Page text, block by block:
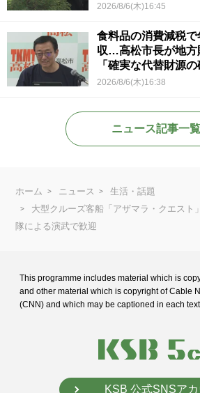
2026/8/6(木)16:45
食料品の消費減税
収…高松市長が地方
「確実な代替財源
2026/8/6(木)16:38
ニュース記事一覧
ホーム ニュース
生活・話題
大型クルーズ客船「アザマラ・クエス
隊による演武で歓迎
This programme includes material which is
and other material which is copyright of Cable
(CNN) and which may be captioned in each
KSB 公式SNSアカ